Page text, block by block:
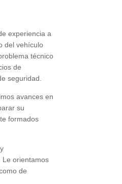
experiencia a
del vehículo
técnico
de
seguridad.
avances en
su
formados
Le orientamos
de